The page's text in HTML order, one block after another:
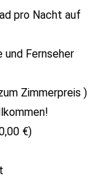
pro Nacht auf
und Fernseher
Zimmerpreis )
€)